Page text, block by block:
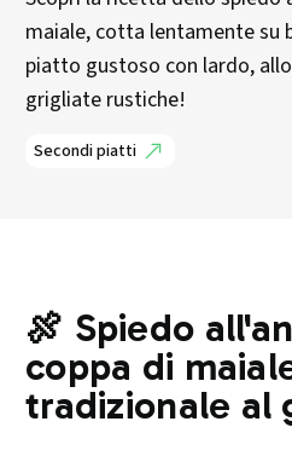
maiale, cotta lentamente su
piatto gustoso con lardo,
grigliate rustiche!
Secondi piatti
🍖 Spiedo
coppa di
tradizionale al